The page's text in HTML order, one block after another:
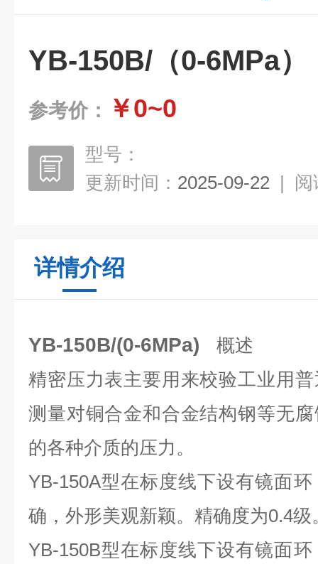
YB-150B/（0-6MPa）
参考价： ￥0~0
型号：
更新时间： 2025-09-22 | 阅
详情介绍
YB-150B/(0-6MPa)
概述
精密压力表主要用来校验工业用
测量对铜合金和合金结构钢等无
的各种介质的压力。
YB-150A型在标度线下设有镜面
确，外形美观新颖。精确度为0.4级
YB-150B型在标度线下设有镜面